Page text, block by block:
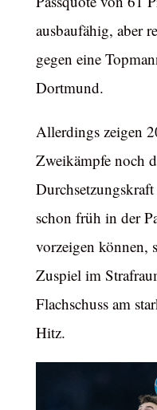
ausbaufähig, aber
gegen eine
Dortmund.
Allerdings zeigen
Zweikämpfe noch
schon früh in der
vorzeigen können,
Zuspiel im
Flachschuss am
Hitz.